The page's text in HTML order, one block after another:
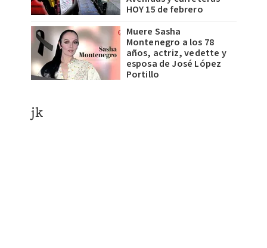
HOY 15 de febrero
Muere Sasha
Montenegro a los 78
años, actriz, vedette y
esposa de José López
Portillo
jk